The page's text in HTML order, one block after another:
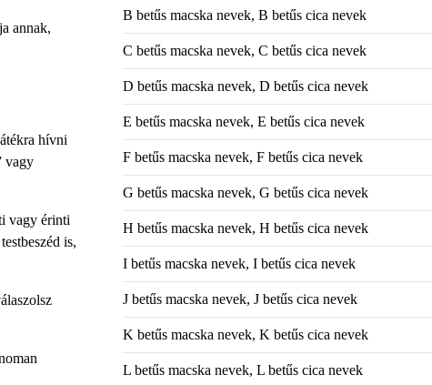
annak,
hívni
vagy
vagy érinti
is,
B betűs macska nevek, B betűs cica nevek
C betűs macska nevek, C betűs cica nevek
D betűs macska nevek, D betűs cica nevek
E betűs macska nevek, E betűs cica nevek
F betűs macska nevek, F betűs cica nevek
G betűs macska nevek, G betűs cica nevek
H betűs macska nevek, H betűs cica nevek
I betűs macska nevek, I betűs cica nevek
J betűs macska nevek, J betűs cica nevek
K betűs macska nevek, K betűs cica nevek
L betűs macska nevek, L betűs cica nevek